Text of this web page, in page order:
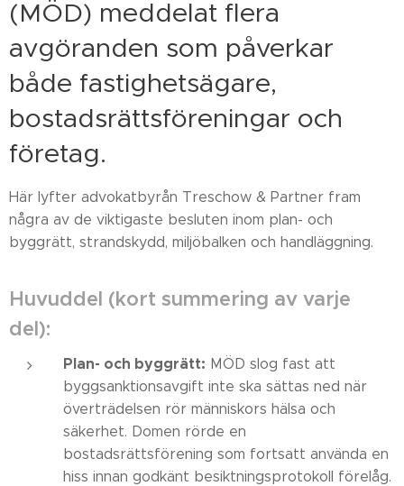
(MÖD) meddelat flera
avgöranden som påverkar
både fastighetsägare,
bostadsrättsföreningar och
företag.
Här lyfter advokatbyrån Treschow & Partner fram
några av de viktigaste besluten inom plan- och
byggrätt, strandskydd, miljöbalken och handläggning.
Huvuddel (kort summering av varje
del):
Plan- och byggrätt: MÖD slog fast att
byggsanktionsavgift inte ska sättas ned när
överträdelsen rör människors hälsa och
säkerhet. Domen rörde en
bostadsrättsförening som fortsatt använda en
hiss innan godkänt besiktningsprotokoll förelåg.